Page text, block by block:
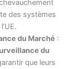
des systèmes
du Marché :
du
que leurs